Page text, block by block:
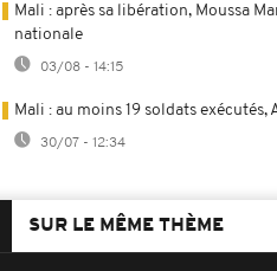
Mali : après sa libération, Moussa
nationale
03/08 - 14:15
Mali : au moins 19 soldats
30/07 - 12:34
SUR LE MÊME THÈME